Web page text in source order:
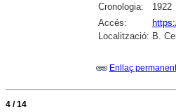
Cronologia:
1922
Accés:
Localització: B.
Enllaç
4 / 14